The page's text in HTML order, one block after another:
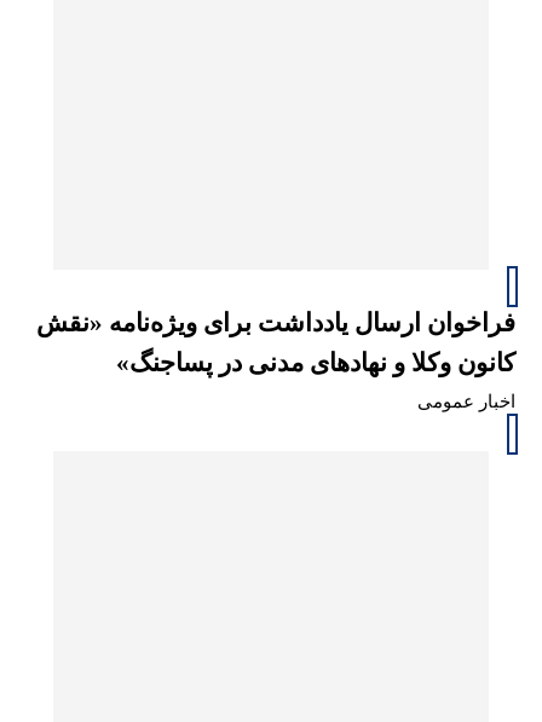
فراخوان ارسال یادداشت برای ویژه‌نامه «نقش
کانون وکلا و نهادهای مدنی در پساجنگ»
اخبار عمومی